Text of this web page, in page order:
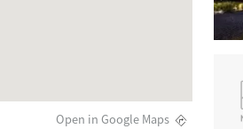
Open in Google Maps